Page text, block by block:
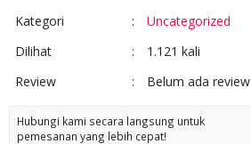
Kategori
:
Uncategorized
Dilihat
:
1.121 kali
Review
: Belum ada review
Hubungi kami secara langsung untuk
pemesanan yang lebih cepat!